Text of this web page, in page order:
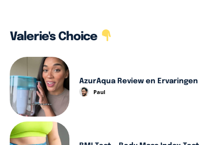
Valerie's Choice
AzurAqua Review en Ervaringen
Paul